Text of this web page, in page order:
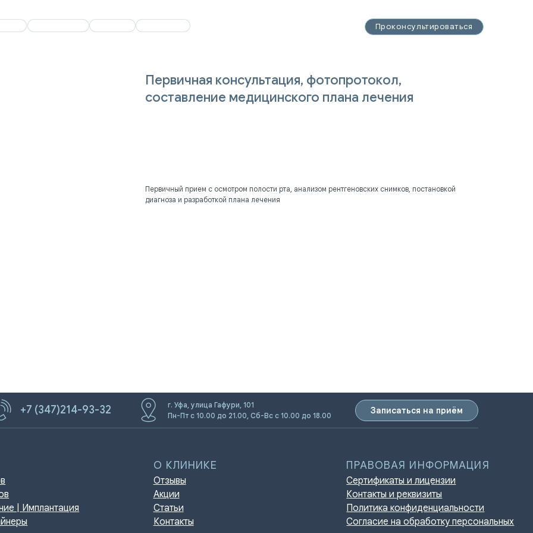
О клинике Отзывы Контакты Проконсультироваться
Проконсультироваться
клинике Отзывы Контакты
Первичная консультация, фотопротокол,
составление медицинского плана лечения
Первичный прием с осмотром полости рта, анализом рентгеновских снимков, постановкой
диагноза и разработкой плана лечения
+7 (347)214-93-32
г. Уфа, улица Гафури, 101
Пн-Пт с 10.00 до 21.00, Сб-Вс с 10.00 до 18.00
Записаться на приём
О КЛИНИКЕ
Отзывы
ПРАВОВАЯ ИНФОРМАЦИЯ
Сертификаты и лицензии
Согласие на обработку персональных
Нормативно-правовые акты